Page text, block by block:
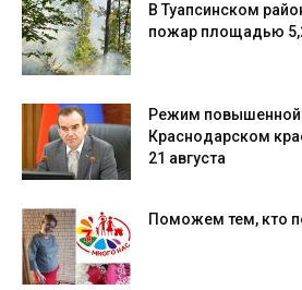
В Туапсинском
пожар площадью
Режим повышенной
Краснодарском
21 августа
Поможем тем, кто